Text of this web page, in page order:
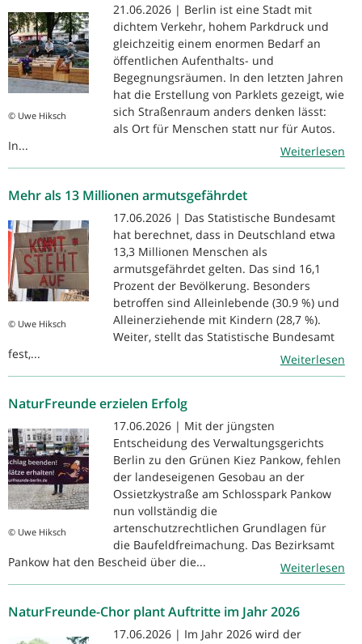
© Uwe Hiksch
21.06.2026 | Berlin ist eine Stadt mit
dichtem Verkehr, hohem Parkdruck und
gleichzeitig einem enormen Bedarf an
öffentlichen Aufenthalts- und
Begegnungsräumen. In den letzten Jahren
hat die Erstellung von Parklets gezeigt, wie
sich Straßenraum anders denken lässt:
als Ort für Menschen statt nur für Autos.
In...
Weiterlesen
Mehr als 13 Millionen armutsgefährdet
© Uwe Hiksch
17.06.2026 | Das Statistische Bundesamt
hat berechnet, dass in Deutschland etwa
13,3 Millionen Menschen als
armutsgefährdet gelten. Das sind 16,1
Prozent der Bevölkerung. Besonders
betroffen sind Alleinlebende (30.9 %) und
Alleinerziehende mit Kindern (28,7 %).
Weiter, stellt das Statistische Bundesamt
fest,...
Weiterlesen
NaturFreunde erzielen Erfolg
© Uwe Hiksch
17.06.2026 | Mit der jüngsten
Entscheidung des Verwaltungsgerichts
Berlin zu den Grünen Kiez Pankow, fehlen
der landeseigenen Gesobau an der
Ossietzkystraße am Schlosspark Pankow
nun vollständig die
artenschutzrechtlichen Grundlagen für
die Baufeldfreimachung. Das Bezirksamt
Pankow hat den Bescheid über die...
Weiterlesen
NaturFreunde-Chor plant Auftritte im Jahr 2026
17.06.2026 | Im Jahr 2026 wird der